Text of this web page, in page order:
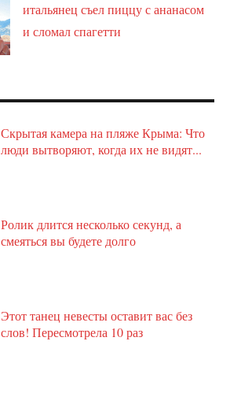
итальянец съел пиццу с ананасом
и сломал спагетти
Скрытая камера на пляже Крыма: Что
люди вытворяют, когда их не видят...
Ролик длится несколько секунд, а
смеяться вы будете долго
Этот танец невесты оставит вас без
слов! Пересмотрела 10 раз